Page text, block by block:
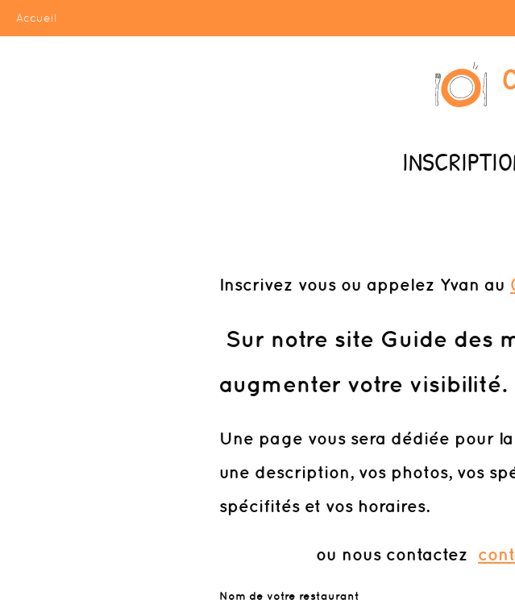
Accueil
Inscrivez vous ou appelez Yvan au
Sur notre site Guide des
augmenter votre visibilité.
Une page vous sera dédiée pour
une description, vos photos, vos
spécifités et vos horaires.
ou nous contactez
Nom de votre restaurant